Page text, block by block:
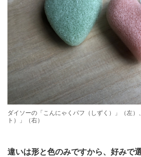
ダイソーの「こんにゃくパフ（しずく）」（左
ト）」（右）
違いは形と色のみですから、好みで